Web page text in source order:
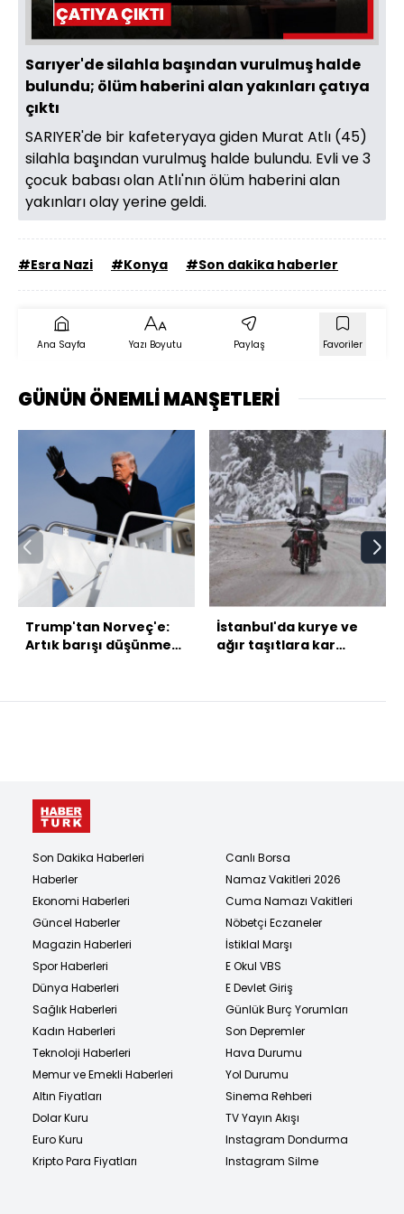
Sarıyer'de silahla başından vurulmuş halde
bulundu; ölüm haberini alan yakınları çatıya
çıktı
SARIYER'de bir kafeteryaya giden Murat Atlı (45)
silahla başından vurulmuş halde bulundu. Evli ve 3
çocuk babası olan Atlı'nın ölüm haberini alan
yakınları olay yerine geldi.
#Esra Nazi #Konya #Son dakika haberler
Ana Sayfa Yazı Boyutu Paylaş Favoriler
GÜNÜN ÖNEMLİ MANŞETLERİ
Trump'tan Norveç'e:
Artık barışı düşünmek
İstanbul'da kurye ve
ağır taşıtlara kar
Son Dakika Haberleri
Haberler
Ekonomi Haberleri
Güncel Haberler
Magazin Haberleri
Spor Haberleri
Dünya Haberleri
Sağlık Haberleri
Kadın Haberleri
Teknoloji Haberleri
Memur ve Emekli Haberleri
Altın Fiyatları
Dolar Kuru
Euro Kuru
Kripto Para Fiyatları
Canlı Borsa
Namaz Vakitleri 2026
Cuma Namazı Vakitleri
Nöbetçi Eczaneler
İstiklal Marşı
E Okul VBS
E Devlet Giriş
Günlük Burç Yorumları
Son Depremler
Hava Durumu
Yol Durumu
Sinema Rehberi
TV Yayın Akışı
Instagram Dondurma
Instagram Silme